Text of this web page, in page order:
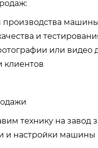
производства
и
или видео
клиентов
технику на завод
и настройки машины